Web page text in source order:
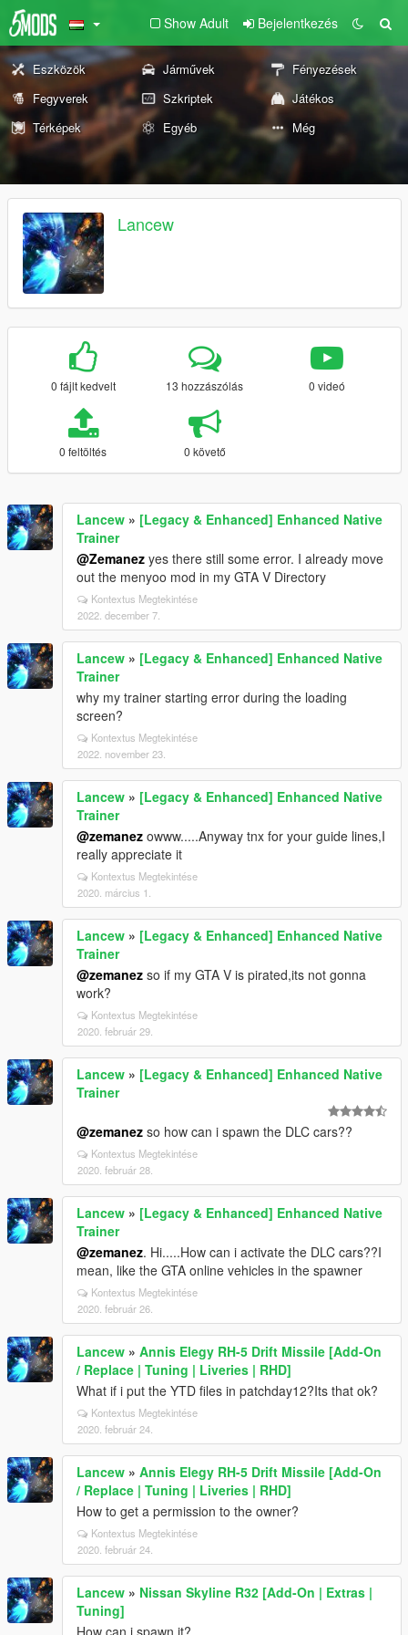
Show Adult Bejelentkezés
Eszközök Járművek
Fényezések
Fegyverek
Szkriptek
Játékos
Térképek
Egyéb Még
Lancew
0 fájlt kedvelt 13 hozzászólás 0 videó
0 feltöltés 0 követő
Lancew » [Legacy & Enhanced] Enhanced Native
Trainer
@Zemanez yes there still some error. I already move
out the menyoo mod in my GTA V Directory
Kontextus Megtekintése
2022. december 7.
Lancew » [Legacy & Enhanced] Enhanced Native
Trainer
why my trainer starting error during the loading
screen?
Kontextus Megtekintése
2022. november 23.
Lancew » [Legacy & Enhanced] Enhanced Native
Trainer
@zemanez owww.....Anyway tnx for your guide lines,I
really appreciate it
Kontextus Megtekintése
2020. március 1.
Lancew » [Legacy & Enhanced] Enhanced Native
Trainer
@zemanez so if my GTA V is pirated,its not gonna
work?
Kontextus Megtekintése
2020. február 29.
Lancew » [Legacy & Enhanced] Enhanced Native
Trainer
@zemanez so how can i spawn the DLC cars??
Kontextus Megtekintése
2020. február 28.
Lancew » [Legacy & Enhanced] Enhanced Native
Trainer
@zemanez. Hi.....How can i activate the DLC cars??I
mean, like the GTA online vehicles in the spawner
Kontextus Megtekintése
2020. február 26.
Lancew » Annis Elegy RH-5 Drift Missile [Add-On
/ Replace | Tuning | Liveries | RHD]
What if i put the YTD files in patchday12?Its that ok?
Kontextus Megtekintése
2020. február 24.
Lancew » Annis Elegy RH-5 Drift Missile [Add-On
/ Replace | Tuning | Liveries | RHD]
How to get a permission to the owner?
Kontextus Megtekintése
2020. február 24.
Lancew » Nissan Skyline R32 [Add-On | Extras |
Tuning]
How can i spawn it?